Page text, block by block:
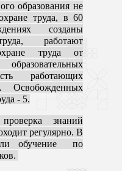
образования не
труда, в 60
созданы
работают
труда от
работающих
Освобожденных
- 5.
знаний
регулярно. В
обучение по